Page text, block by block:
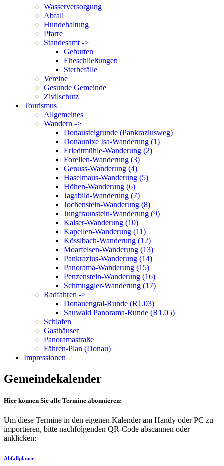
Wasserversorgung
Abfall
Hundehaltung
Pfarre
Standesamt ->
Geburten
Eheschließungen
Sterbefälle
Vereine
Gesunde Gemeinde
Zivilschutz
Tourismus
Allgemeines
Wandern ->
Donausteigrunde (Pankraziusweg)
Donaunixe Isa-Wanderung (1)
Erledtmühle-Wanderung (2)
Forellen-Wanderung (3)
Genuss-Wanderung (4)
Haselmaus-Wanderung (5)
Höhen-Wanderung (6)
Jagabild-Wanderung (7)
Jochenstein-Wanderung (8)
Jungfraunstein-Wanderung (9)
Kaiser-Wanderung (10)
Kapellen-Wanderung (11)
Kösslbach-Wanderung (12)
Moarfelsen-Wanderung (13)
Pankrazius-Wanderung (14)
Panorama-Wanderung (15)
Penzenstein-Wanderung (16)
Schmuggler-Wanderung (17)
Radfahren ->
Donauengtal-Runde (R1.03)
Sauwald Panorama-Runde (R1.05)
Schlafen
Gasthäuser
Panoramastraße
Fähren-Plan (Donau)
Impressionen
Gemeindekalender
Hier können Sie alle Termine abonnieren:
Um diese Termine in den eigenen Kalender am Handy oder PC zu
importieren, bitte nachfolgenden QR-Code abscannen oder
anklicken:
Abfallplaner